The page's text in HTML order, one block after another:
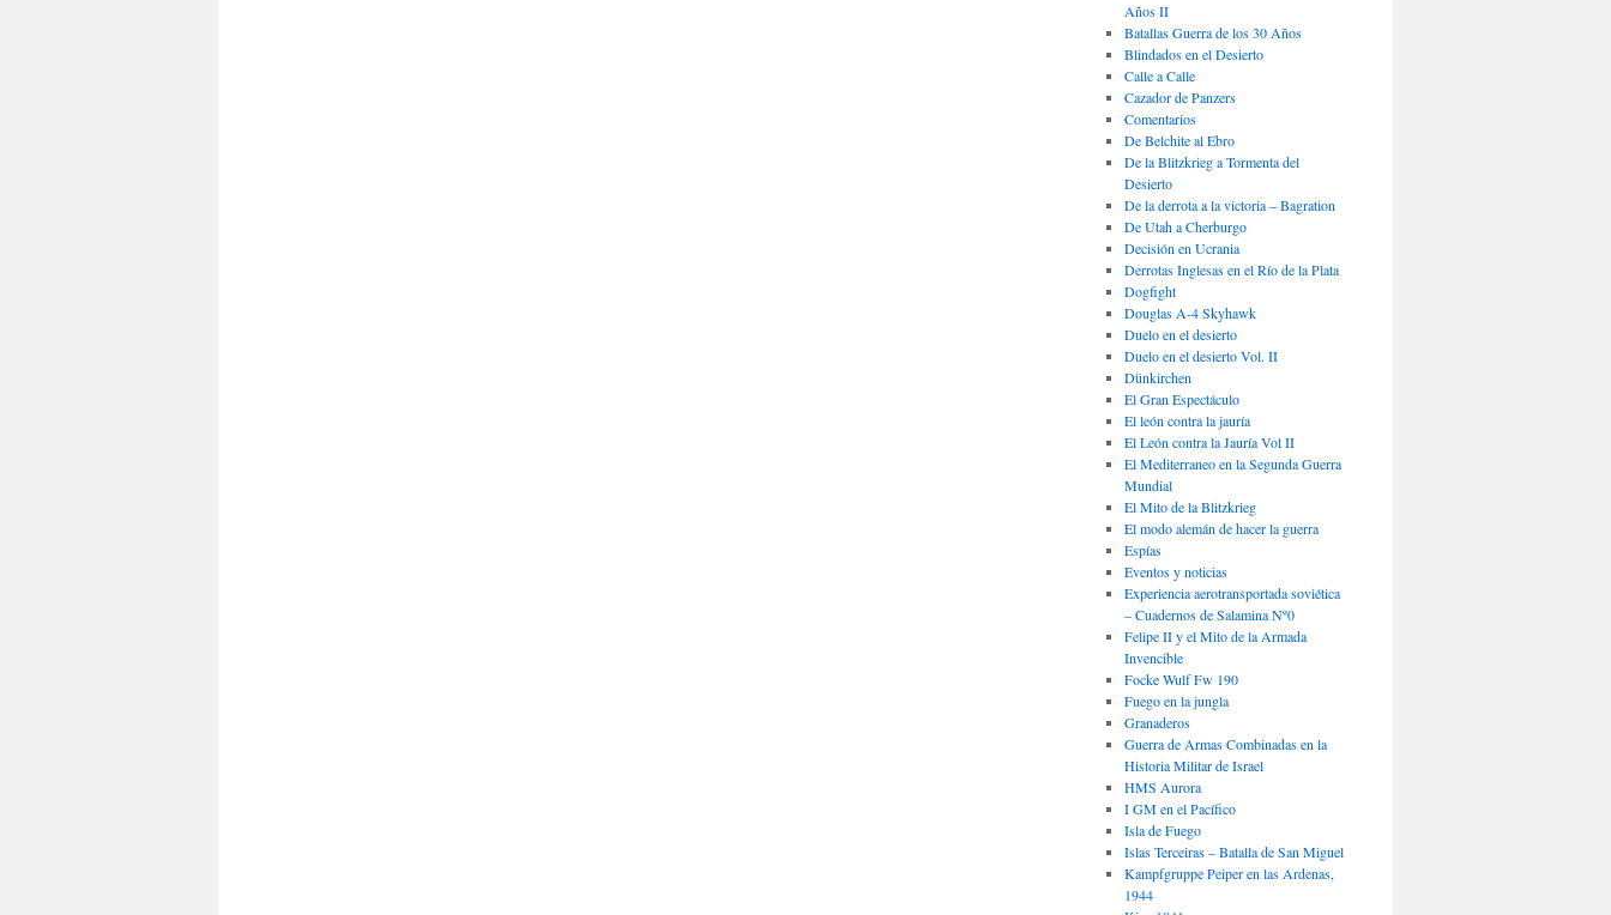
Años II
Batallas Guerra de los 30 Años
Blindados en el Desierto
Calle a Calle
Cazador de Panzers
Comentarios
De Belchite al Ebro
De la Blitzkrieg a Tormenta del
Desierto
De la derrota a la victoria – Bagration
De Utah a Cherburgo
Decisión en Ucrania
Derrotas Inglesas en el Río de la Plata
Dogfight
Douglas A-4 Skyhawk
Duelo en el desierto
Duelo en el desierto Vol. II
Dünkirchen
El Gran Espectáculo
El león contra la jauría
El León contra la Jauría Vol II
El Mediterraneo en la Segunda Guerra
Mundial
El Mito de la Blitzkrieg
El modo alemán de hacer la guerra
Espías
Eventos y noticias
Experiencia aerotransportada soviética
– Cuadernos de Salamina Nº0
Felipe II y el Mito de la Armada
Invencible
Focke Wulf Fw 190
Fuego en la jungla
Granaderos
Guerra de Armas Combinadas en la
Historia Militar de Israel
HMS Aurora
I GM en el Pacífico
Isla de Fuego
Islas Terceiras – Batalla de San Miguel
Kampfgruppe Peiper en las Ardenas,
1944